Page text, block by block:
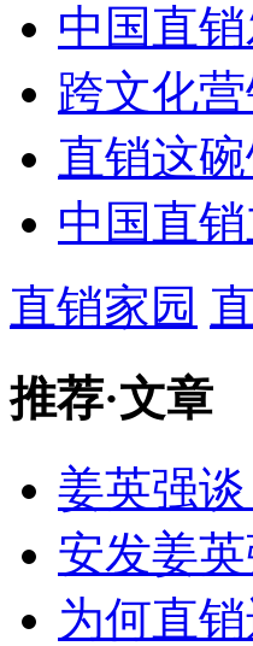
中国直
跨文化
直销这
中国直
直销家园
推荐·文章
姜英强
安发姜
为何直